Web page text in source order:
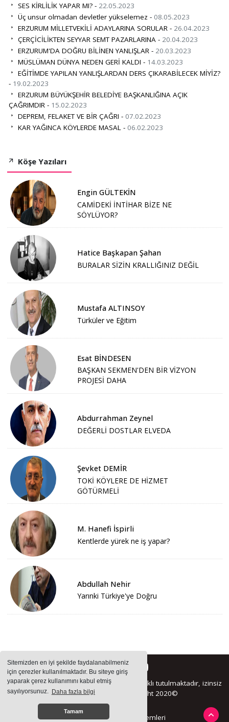
Sitemizden en iyi şekilde faydalanabilmeniz
için çerezler kullanılmaktadır. Bu siteye giriş
yaparak çerez kullanımını kabul etmiş
sayılıyorsunuz. Daha fazla bilgi
Tamam
SES KİRLİLİK YAPAR MI? - 22.05.2023
Üç unsur olmadan devletler yükselemez - 08.05.2023
ERZURUM MİLLETVEKİLİ ADAYLARINA SORULAR - 26.04.2023
ÇERÇİCİLİKTEN SEYYAR SEMT PAZARLARINA - 20.04.2023
ERZURUM'DA DOĞRU BİLİNEN YANLIŞLAR - 20.03.2023
MÜSLÜMAN DÜNYA NEDEN GERİ KALDI - 14.03.2023
EĞİTİMDE YAPILAN YANLIŞLARDAN DERS ÇIKARABİLECEK MİYİZ?
- 19.02.2023
ERZURUM BÜYÜKŞEHİR BELEDİYE BAŞKANLIĞINA AÇIK
ÇAĞRIMDIR - 15.02.2023
DEPREM, FELAKET VE BİR ÇAĞRI - 07.02.2023
KAR YAĞINCA KÖYLERDE MASAL - 06.02.2023
Köşe Yazıları
Engin GÜLTEKİN
CAMİDEKİ İNTİHAR BİZE NE
SÖYLÜYOR?
Hatice Başkapan Şahan
BURALAR SİZİN KRALLIĞINIZ DEĞİL
Mustafa ALTINSOY
Türküler ve Eğitim
Esat BİNDESEN
BAŞKAN SEKMEN'DEN BİR VİZYON
PROJESİ DAHA
Abdurrahman Zeynel
DEĞERLİ DOSTLAR ELVEDA
Şevket DEMİR
TOKİ KÖYLERE DE HİZMET
GÖTÜRMELİ
M. Hanefi İspirli
Kentlerde yürek ne iş yapar?
Abdullah Nehir
Yarınki Türkiye'ye Doğru
Sitemizde bulunan içeriklerin tüm hakları saklı tutulmaktadır, izinsiz
içerikler kullanılamaz. Copyright 2020©
Haber Yazılımı: Haber Sistemleri